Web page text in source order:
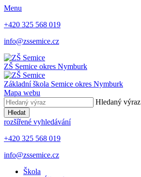
Menu
+420 325 568 019
info@zssemice.cz
ZŠ Semice okres Nymburk
Základní škola Semice okres Nymburk
Mapa webu
Hledaný výraz
Hledat
rozšířené vyhledávání
+420 325 568 019
info@zssemice.cz
Škola